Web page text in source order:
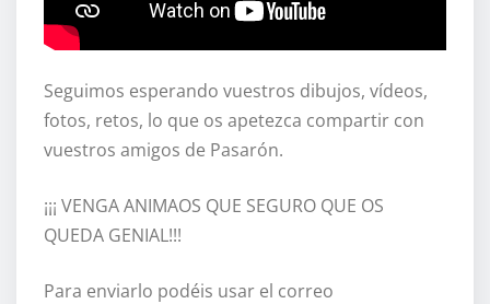
Seguimos esperando vuestros dibujos, vídeos,
fotos, retos, lo que os apetezca compartir con
vuestros amigos de Pasarón.
¡¡¡ VENGA ANIMAOS QUE SEGURO QUE OS
QUEDA GENIAL!!!
Para enviarlo podéis usar el correo